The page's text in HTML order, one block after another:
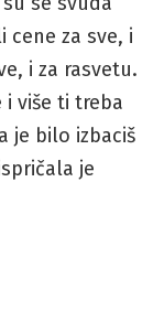
cene za sve, i
i za rasvetu.
i više ti treba
je bilo izbaciš
je